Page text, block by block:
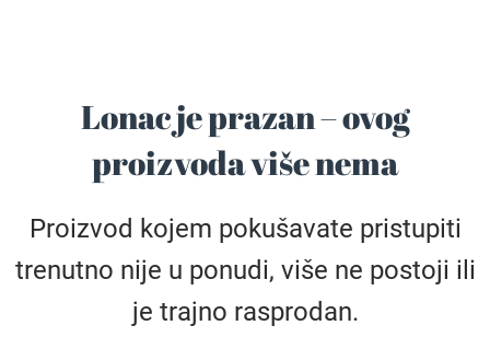
Lonac je prazan – ovog
proizvoda više nema
Proizvod kojem pokušavate pristupiti
trenutno nije u ponudi, više ne postoji ili
je trajno rasprodan.